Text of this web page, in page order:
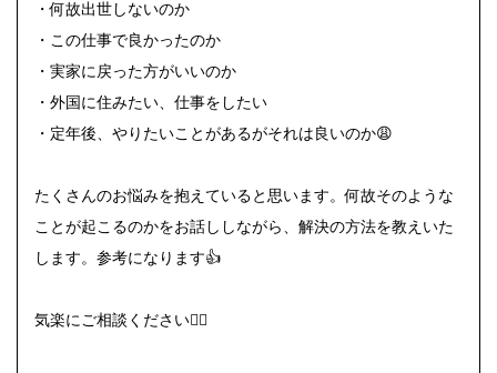
・何故出世しないのか
・この仕事で良かったのか
・実家に戻った方がいいのか
・外国に住みたい、仕事をしたい
・定年後、やりたいことがあるがそれは良いのか😩
たくさんのお悩みを抱えていると思います。何故そのような
ことが起こるのかをお話ししながら、解決の方法を教えいた
します。参考になります👍
気楽にご相談ください🙇‍♀️